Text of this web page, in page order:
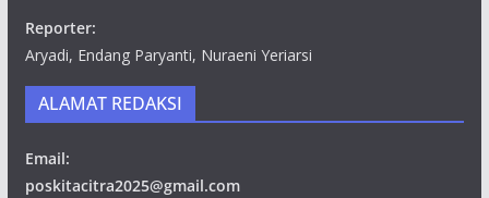
Reporter:
Aryadi, Endang Paryanti, Nuraeni Yeriarsi
ALAMAT REDAKSI
Email:
poskitacitra2025@gmail.com